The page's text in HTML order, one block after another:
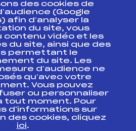
fédéral
Formation, Suivi
des cookies de
(Google
afin d’analyser la
du site, vous
contenu vidéo et les
du site, ainsi que des
permettant le
du site. Les
d’audience ne
qu’avec votre
Vous pouvez
ou personnaliser
tout moment. Pour
d'informations sur
des cookies, cliquez
ici.